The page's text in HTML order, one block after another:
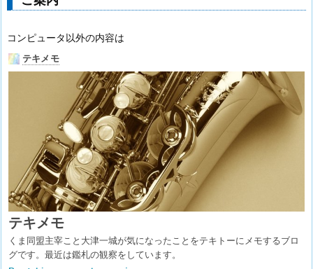
コンピュータ以外の内容は